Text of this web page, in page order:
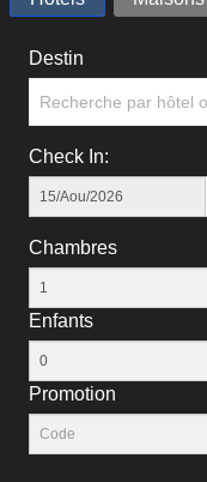
Destin
Recherche par hôtel
Check In:
Chambres
Enfants
Рromotion